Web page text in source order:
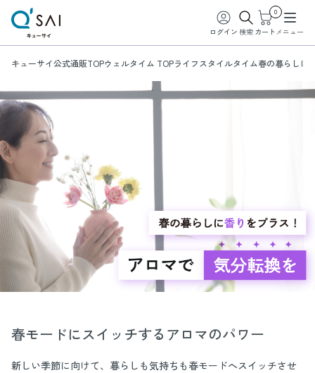
ログイン 検索
0
カート メニュー
キューサイ公式通販TOPウェルタイム TOPライフスタイルタイム春の暮らしに
春の暮らしに香りを
春モードにスイッチするアロマのパワー
新しい季節に向けて、暮らしも気持ちも春モードへスイッチさせ